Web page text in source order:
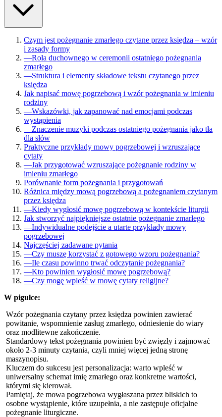
Czym jest pożegnanie zmarłego czytane przez księdza – wzór
i zasady formy
—Rola duchownego w ceremonii ostatniego pożegnania
zmarłego
—Struktura i elementy składowe tekstu czytanego przez
księdza
Jak napisać mowę pogrzebową i wzór pożegnania w imieniu
rodziny
—Wskazówki, jak zapanować nad emocjami podczas
wystąpienia
—Znaczenie muzyki podczas ostatniego pożegnania jako tła
dla słów
Praktyczne przykłady mowy pogrzebowej i wzruszające
cytaty
—Jak przygotować wzruszające pożegnanie rodziny w
imieniu zmarłego
Porównanie form pożegnania i przygotowań
Różnica między mową pogrzebową a pożegnaniem czytanym
przez księdza
—Kiedy wygłosić mowę pogrzebową w kontekście liturgii
Jak stworzyć najpiękniejsze ostatnie pożegnanie zmarłego
—Indywidualne podejście a utarte przykłady mowy
pogrzebowej
Najczęściej zadawane pytania
—Czy muszę korzystać z gotowego wzoru pożegnania?
—Ile czasu powinno trwać odczytanie pożegnania?
—Kto powinien wygłosić mowę pogrzebową?
—Czy mogę wpleść w mowę cytaty religijne?
W pigułce:
Wzór pożegnania czytany przez księdza powinien zawierać
powitanie, wspomnienie zasług zmarłego, odniesienie do wiary
oraz modlitewne zakończenie.
Standardowy tekst pożegnania powinien być zwięzły i zajmować
około 2-3 minuty czytania, czyli mniej więcej jedną stronę
maszynopisu.
Kluczem do sukcesu jest personalizacja: warto wpleść w
uniwersalny schemat imię zmarłego oraz konkretne wartości,
którymi się kierował.
Pamiętaj, że mowa pogrzebowa wygłaszana przez bliskich to
osobne wystąpienie, które uzupełnia, a nie zastępuje oficjalne
pożegnanie liturgiczne.